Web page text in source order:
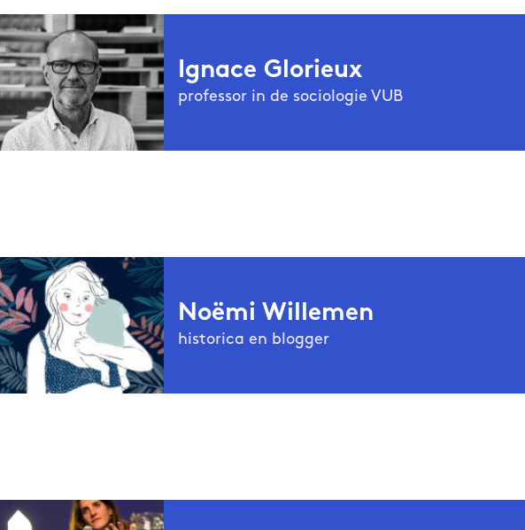
werkgevers, en in het maatschappelijk debat. Het gaat daarbij vaak
arbeidsparticipatie van vrouwen, terwijl de zorgparticipatie van
onbesproken blijft.
Ragna is auteur van het boekIn voor- en tegenspoed, maar alleen als jij
doet. Handboek voor een nieuwe rolverdeling
rolverdeling
(2023).
Ignace Glorieux
professor in de sociologie VUB
Association for Time Use Research (IATUR), en onder meer lid van de
het European Time Use Research Program van EUROSTAT superviseert,
Use Expert Group van de United Nations Statistical Division (UNSD) en
Use Data for Health and Well Being van de University of Maryland.
Noëmi Willemen
historica en blogger
Instagramaccount @lecoeuramareebasse